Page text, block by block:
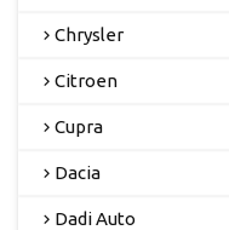
Chrysler
Citroen
Cupra
Dacia
Dadi Auto